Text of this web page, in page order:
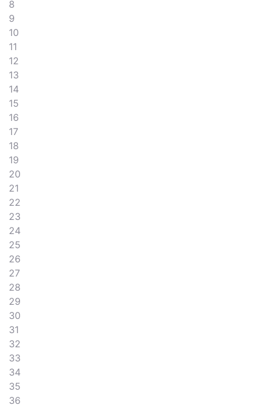
8
9
10
11
12
13
14
15
16
17
18
19
20
21
22
23
24
25
26
27
28
29
30
31
32
33
34
35
36